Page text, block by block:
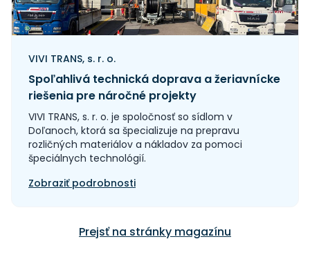
VIVI TRANS, s. r. o.
Spoľahlivá technická doprava a žeriavnícke
riešenia pre náročné projekty
VIVI TRANS, s. r. o. je spoločnosť so sídlom v
Doľanoch, ktorá sa špecializuje na prepravu
rozličných materiálov a nákladov za pomoci
špeciálnych technológií.
Zobraziť podrobnosti
Prejsť na stránky magazínu